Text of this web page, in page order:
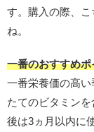
す。購入の際、
ね。
一番のおすすめポ
一番栄養価の高
たてのビタミン
後は3ヵ月以内に